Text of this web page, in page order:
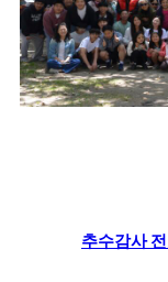
추수감사